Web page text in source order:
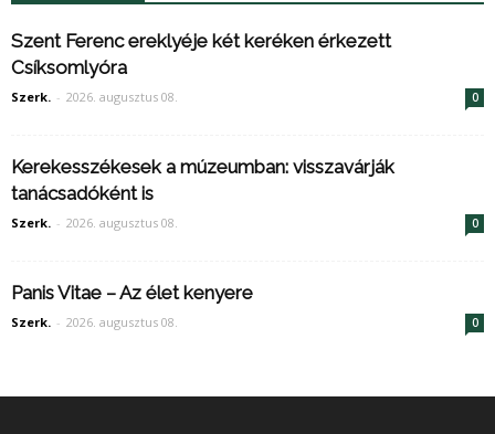
Szent Ferenc ereklyéje két keréken érkezett
Csíksomlyóra
Szerk. - 2026. augusztus 08. 0
Kerekesszékesek a múzeumban: visszavárják
tanácsadóként is
Szerk. - 2026. augusztus 08. 0
Panis Vitae – Az élet kenyere
Szerk. - 2026. augusztus 08. 0